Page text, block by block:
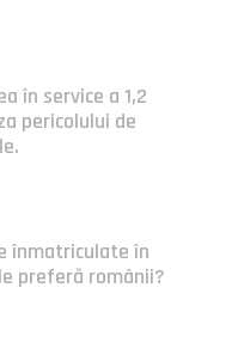
în service a 1,2
pericolului de
înmatriculate în
preferă românii?